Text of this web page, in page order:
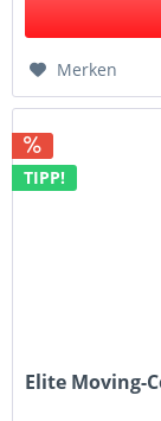
Merken
TIPP!
Elite Moving-